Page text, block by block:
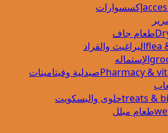
إكسسوارات
طعام جاف
البراغيث والقراد
الإستماله
صيدلية وفيتامينات
حلوى والبسكويت
طعام مبلل